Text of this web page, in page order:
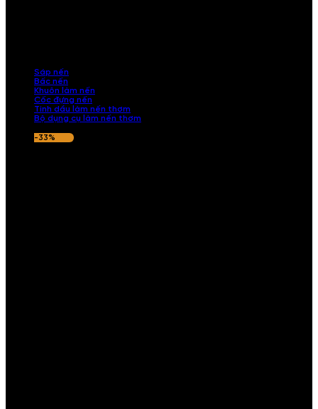
Sáp nến
Bấc nến
Khuôn làm nến
Cốc đựng nến
Tinh dầu làm nến thơm
Bộ dụng cụ làm nến thơm
-33%